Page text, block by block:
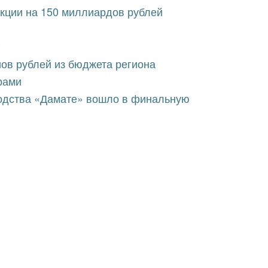
на 150 миллиардов рублей
рублей из бюджета региона
«Дамате» вошло в финальную